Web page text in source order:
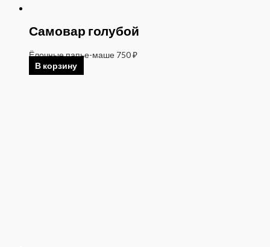
Самовар голубой
Ёлочные папье-маше 750₽
В корзину